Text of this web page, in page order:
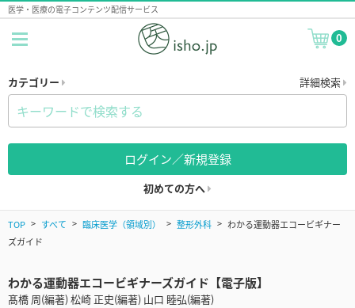
医学・医療の電子コンテンツ配信サービス
0
カテゴリー 詳細検索
ログイン／新規登録
初めての方へ
TOP すべて 臨床医学（領域別） 整形外科
わかる運動器エコービギナー
ズガイド
わかる運動器エコービギナーズガイド【電子版】
髙橋 周(編著) 松崎 正史(編著) 山口 睦弘(編著)